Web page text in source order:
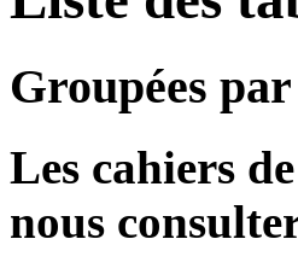
Groupées
Les cahiers
nous